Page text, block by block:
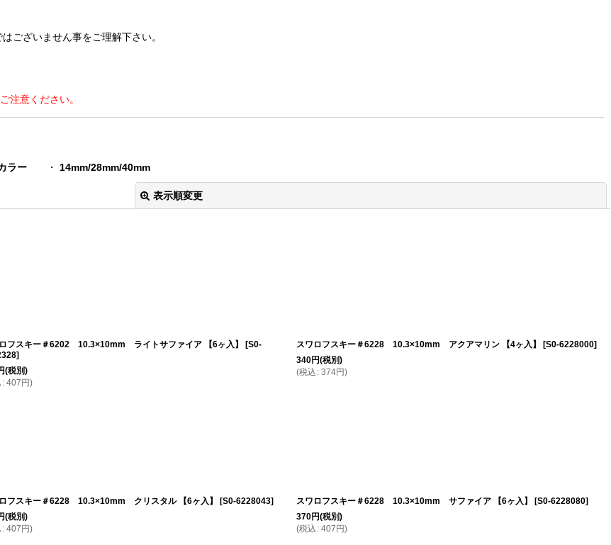
ございません事をご理解下さい。
注意ください。
ラー ・ 14mm/28mm/40mm
表示順変更
絞り込む
フスキー＃6202 10.3×10mm ライトサファイア 【6ヶ入】 [S0-
]
(税別)
: 407 円)
スワロフスキー＃6228 10.3×10mm アクアマリン 【4ヶ入】 [S0-6228000]
340円(税別)
(税込 : 374円)
フスキー＃6228 10.3×10mm クリスタル 【6ヶ入】 [S0-6228043]
(税別)
: 407 円)
スワロフスキー＃6228 10.3×10mm サファイア 【6ヶ入】 [S0-6228080]
370円(税別)
(税込 : 407 円)